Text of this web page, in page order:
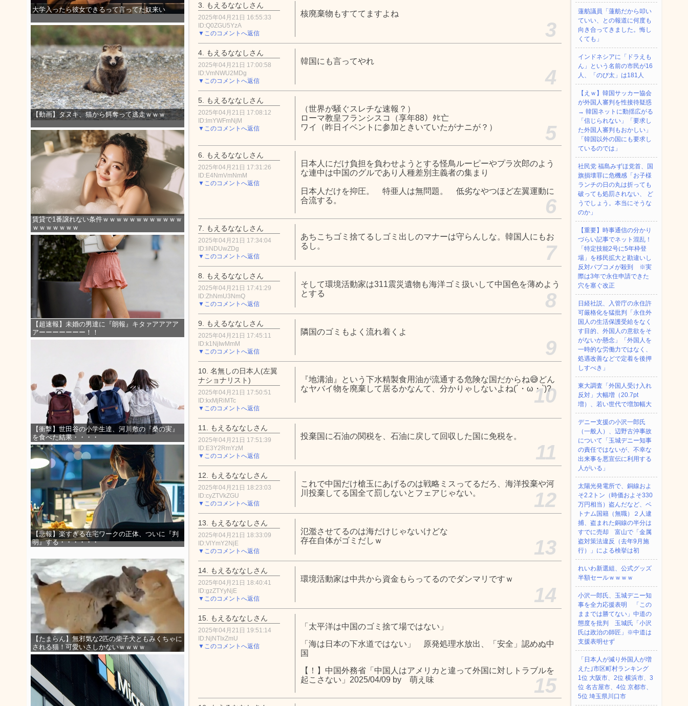
大学入ったら彼女できるって言ってた奴来い
【動画】タヌキ、猫から餌奪って逃走ｗｗｗ
賃貸で1番譲れない条件ｗｗｗｗｗｗｗｗｗｗｗｗ
ｗｗｗｗｗｗｗ
【超速報】未婚の男達に『朗報』キタァアアアア
アーーーーーーー！！
【衝撃】世田谷の小学生達、河川敷の『桑の実』
を食べた結果・・・・
【悲報】楽すぎる在宅ワークの正体、ついに『判
明』する・・・・・・
【たまらん】無邪気な2匹の柴子犬ともみくちゃに
される猫！可愛いさしかないｗｗｗｗ
3. もえるななしさん
2025年04月21日 16:55:33
ID:Q0ZGU5YzA
▼このコメントへ返信
核廃棄物もすててますよね
3
4. もえるななしさん
2025年04月21日 17:00:58
ID:VmNWU2MDg
▼このコメントへ返信
韓国にも言ってやれ
4
5. もえるななしさん
2025年04月21日 17:08:12
ID:lmYWFmNjM
▼このコメントへ返信
（世界が騒ぐスレチな速報？）
ローマ教皇フランシスコ（享年88）ﾀﾋ亡
ワイ（昨日イベントに参加ときいていたがナニが？）
5
6. もえるななしさん
2025年04月21日 17:31:26
ID:E4NmVmNmM
▼このコメントへ返信
日本人にだけ負担を負わせようとする怪鳥ルーピーやプラ次郎のよう
な連中は中国のグルであり人種差別主義者の集まり
日本人だけを抑圧。 特亜人は無問題。 低劣なやつほど左翼運動に
合流する。
6
7. もえるななしさん
2025年04月21日 17:34:04
ID:liNDUwZDg
▼このコメントへ返信
あちこちゴミ捨てるしゴミ出しのマナーは守らんしな。韓国人にもお
るし。
7
8. もえるななしさん
2025年04月21日 17:41:29
ID:ZhNmU3NmQ
▼このコメントへ返信
そして環境活動家は311震災遺物も海洋ゴミ扱いして中国色を薄めよう
とする
8
9. もえるななしさん
2025年04月21日 17:45:11
ID:k1NjIwMmM
▼このコメントへ返信
隣国のゴミもよく流れ着くよ
9
10. 名無しの日本人(左翼
ナショナリスト)
2025年04月21日 17:50:51
ID:kxMjRiMTc
▼このコメントへ返信
『地溝油』という下水精製食用油が流通する危険な国だからね😅どん
なヤバイ物を廃棄して居るかなんて、分かりゃしないよね(´・ω・`)?
10
11. もえるななしさん
2025年04月21日 17:51:39
ID:E3Y2RmYzM
▼このコメントへ返信
投棄国に石油の関税を、石油に戻して回収した国に免税を。
11
12. もえるななしさん
2025年04月21日 18:23:03
ID:cyZTVkZGU
▼このコメントへ返信
これで中国だけ槍玉にあげるのは戦略ミスってるだろ、海洋投棄や河
川投棄してる国全て罰しないとフェアじゃない。
12
13. もえるななしさん
2025年04月21日 18:33:09
ID:VlYmY2NjE
▼このコメントへ返信
氾濫させてるのは海だけじゃないけどな
存在自体がゴミだしｗ
13
14. もえるななしさん
2025年04月21日 18:40:41
ID:gzZTYyNjE
▼このコメントへ返信
環境活動家は中共から資金もらってるのでダンマリですｗ
14
15. もえるななしさん
2025年04月21日 19:51:14
ID:NjNTIxZmU
▼このコメントへ返信
「太平洋は中国のゴミ捨て場ではない」
「海は日本の下水道ではない」 原発処理水放出、「安全」認めぬ中
国
【！】中国外務省「中国人はアメリカと違って外国に対しトラブルを
起こさない」2025/04/09 by 萌え味
15
蓮舫議員「蓮舫だから叩い
ていい、との報道に何度も
向き合ってきました。悔し
くても」
インドネシアに「ドラえも
ん」という名前の市民が16
人、「のび太」は181人
【えｗ】韓国サッカー協会
が外国人審判を性接待疑惑
→ 韓国ネットに動揺広がる
「信じられない」「要求し
た外国人審判もおかしい」
「韓国以外の国にも要求し
ているのでは」
社民党 福島みずほ党首、国
旗損壊罪に危機感「お子様
ランチの日の丸は折っても
破っても処罰されない、 ど
うでしょう。本当にそうな
のか」
【重要】時事通信の分かり
づらい記事でネット混乱！
「特定技能2号に5年枠登
場」を移民拡大と勘違いし
反対パブコメが殺到 ※実
際は3年で永住申請できた
穴を塞ぐ改正
日経社説、入管庁の永住許
可厳格化を猛批判「永住外
国人の生活保護受給をなく
す目的、外国人の意欲をそ
がないか懸念」「外国人を
一時的な労働力ではなく、
処遇改善などで定着を後押
しすべき」
東大調査「外国人受け入れ
反対」大幅増（20.7pt
増）、若い世代で増加幅大
デニー支援の小沢一郎氏
（一般人）、辺野古沖事故
について「玉城デニー知事
の責任ではないが、不幸な
出来事を悪宣伝に利用する
人がいる」
太陽光発電所で、銅線およ
そ2.2トン（時価およそ330
万円相当）盗んだなど、ベ
トナム国籍（無職）２人逮
捕、盗まれた銅線の半分は
すでに売却 富山で「金属
盗対策法違反（去年9月施
行）」による検挙は初
れいわ新選組、公式グッズ
半額セールｗｗｗｗ
小沢一郎氏、玉城デニー知
事を全力応援表明 「この
ままでは勝てない」中道の
態度を批判 玉城氏「小沢
氏は政治の師匠」※中道は
支援表明せず
「日本人が減り外国人が増
えた｣市区町村ランキング
1位 大阪市、2位 横浜市、3
位 名古屋市、4位 京都市、
5位 埼玉県川口市